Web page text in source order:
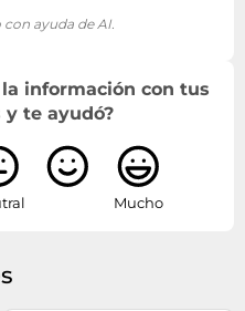
ayuda de AI.
información con tus
te ayudó?
Mucho